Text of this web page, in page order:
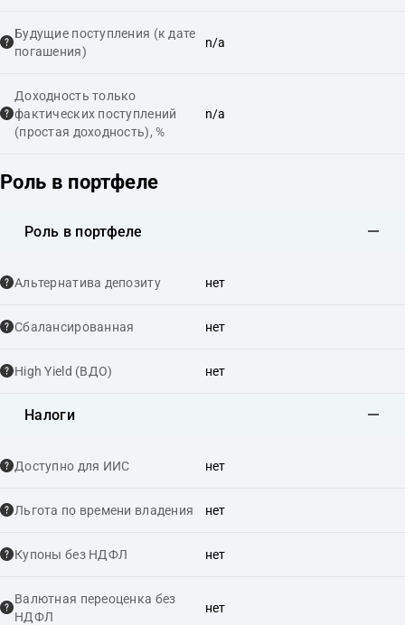
Будущие поступления (к дате
погашения)
n/a
Доходность только
фактических поступлений
(простая доходность), %
n/a
Роль в портфеле
Роль в портфеле
Альтернатива депозиту нет
Сбалансированная нет
High Yield (ВДО) нет
Налоги
Доступно для ИИС нет
Льгота по времени владения нет
Купоны без НДФЛ нет
Валютная переоценка без
НДФЛ
нет